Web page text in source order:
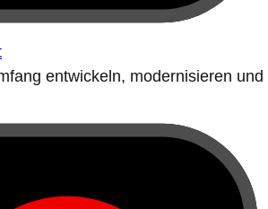
entwickeln, modernisieren und